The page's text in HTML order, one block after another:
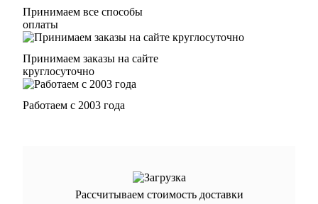
Принимаем все способы
оплаты
Принимаем заказы на сайте
круглосуточно
Работаем с 2003 года
Рассчитываем стоимость доставки